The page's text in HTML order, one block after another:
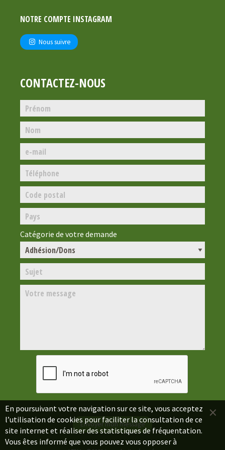
NOTRE COMPTE INSTAGRAM
Nous suivre
CONTACTEZ-NOUS
Catégorie de votre demande
×
En poursuivant votre navigation sur ce site, vous acceptez
l’utilisation de cookies pour faciliter la consultation de ce
site internet et réaliser des statistiques de fréquentation.
Vous êtes informé que vous pouvez vous opposer à